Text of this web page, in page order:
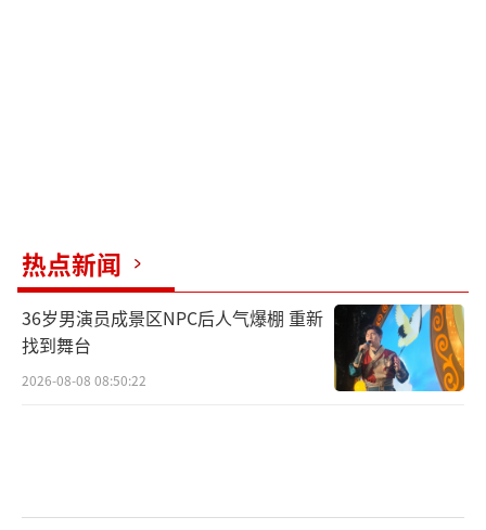
热点新闻
36岁男演员成景区NPC后人气爆棚 重新
找到舞台
2026-08-08 08:50:22